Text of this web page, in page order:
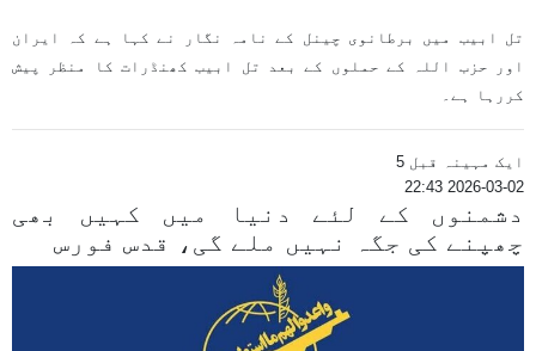
تل ابیب میں برطانوی چینل کے نامہ نگار نے کہا ہے کہ ایران
اور حزب اللہ کے حملوں کے بعد تل ابیب کھنڈرات کا منظر پیش
کررہا ہے۔
ایک مہینہ قبل 5
2026-03-02 22:43
دشمنوں کے لئے دنیا میں کہیں بھی
چھپنے کی جگہ نہیں ملے گی، قدس فورس